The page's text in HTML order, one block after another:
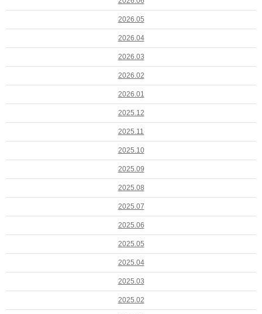
2026.05
2026.04
2026.03
2026.02
2026.01
2025.12
2025.11
2025.10
2025.09
2025.08
2025.07
2025.06
2025.05
2025.04
2025.03
2025.02